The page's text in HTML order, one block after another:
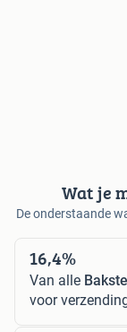
Wat je
De onderstaande
16,4%
Van alle
voor